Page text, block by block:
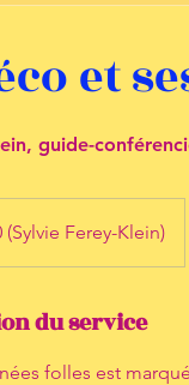
et
guide-
Ferey-Klein)
du service
folles est